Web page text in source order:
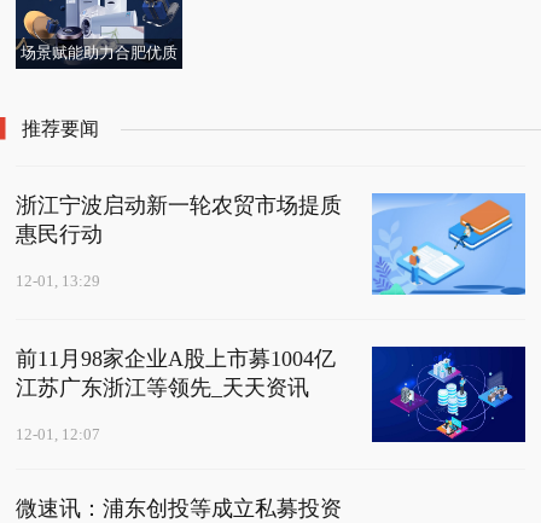
场景赋能助力合肥优质
推荐要闻
浙江宁波启动新一轮农贸市场提质
惠民行动
12-01, 13:29
前11月98家企业A股上市募1004亿
江苏广东浙江等领先_天天资讯
12-01, 12:07
微速讯：浦东创投等成立私募投资